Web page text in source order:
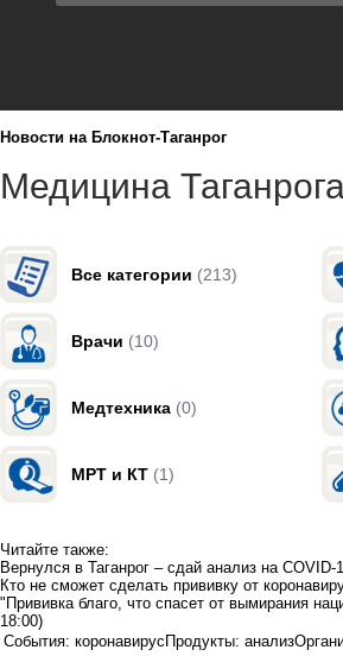
Новости на Блoкнoт-Таганрог
Медицина
Все категории (213)
Врачи (10)
Медтехника (0)
МРТ и КТ (1)
Читайте также:
Вернулся в Таганрог – сдай анализ на COVID-
Кто не сможет сделать прививку от
"Прививка благо, что спасет от вымирания
18:00)
События: коронавирус Продукты: анализ